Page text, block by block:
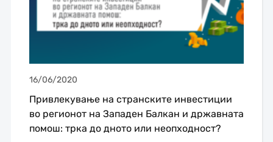
16/06/2020
Привлекување на странските инвестиции
во регионот на Западен Балкан и државната
помош: трка до дното или неопходност?